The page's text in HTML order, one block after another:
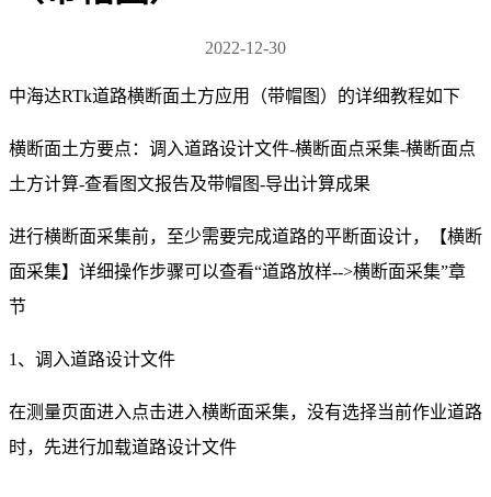
2022-12-30
中海达RTk道路横断面土方应用（带帽图）的详细教程如下
横断面土方要点：调入道路设计文件-横断面点采集-横断面点
土方计算-查看图文报告及带帽图-导出计算成果
进行横断面采集前，至少需要完成道路的平断面设计，【横断
面采集】详细操作步骤可以查看“道路放样-->横断面采集”章
节
1、调入道路设计文件
在测量页面进入点击进入横断面采集，没有选择当前作业道路
时，先进行加载道路设计文件